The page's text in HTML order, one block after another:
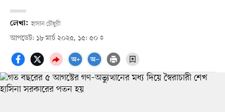
লেখা: হাসান চৌধুরী
আপডেট: ১৮ মার্চ ২০২৫, ১৫: ৫০